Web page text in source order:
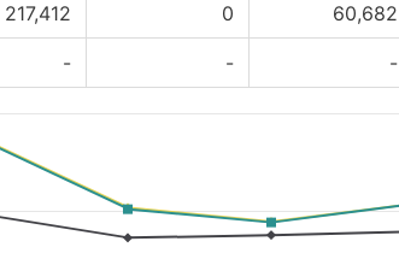
217,412 0 60,682
- - -